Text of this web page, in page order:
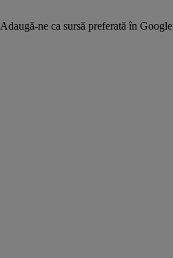
Adaugă-ne ca sursă preferată în Google